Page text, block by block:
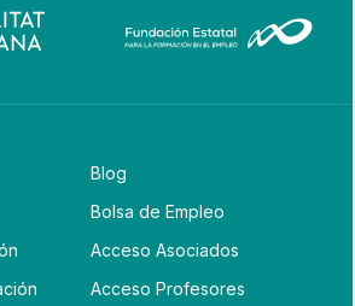
Blog
Bolsa de Empleo
Acceso Asociados
Acceso Profesores